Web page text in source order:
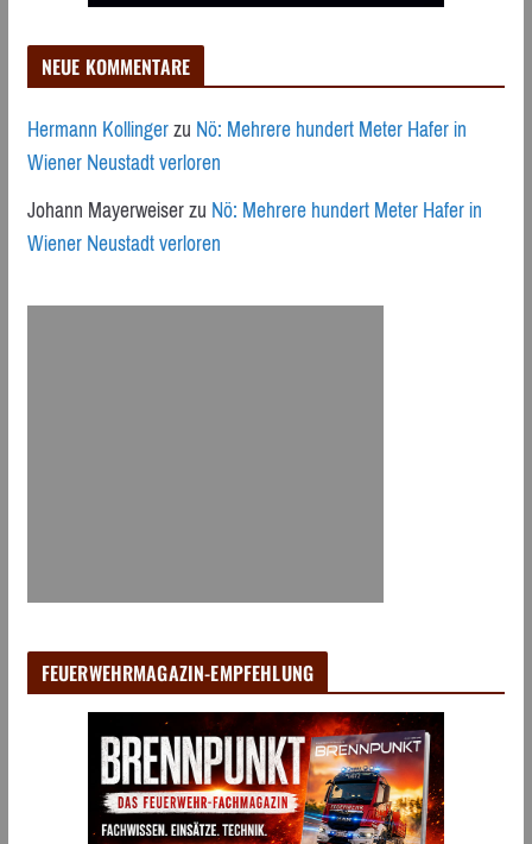
NEUE KOMMENTARE
Hermann KollingerzuNö: Mehrere hundert Meter Hafer in
Wiener Neustadt verloren
Johann MayerweiserzuNö: Mehrere hundert Meter Hafer in
Wiener Neustadt verloren
FEUERWEHRMAGAZIN-EMPFEHLUNG